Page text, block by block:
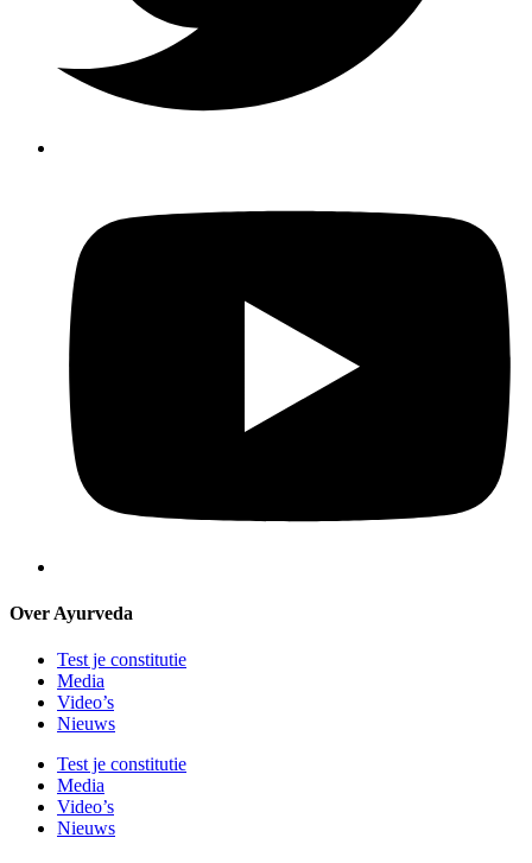
Over Ayurveda
Test je constitutie
Media
Video’s
Nieuws
Test je constitutie
Media
Video’s
Nieuws